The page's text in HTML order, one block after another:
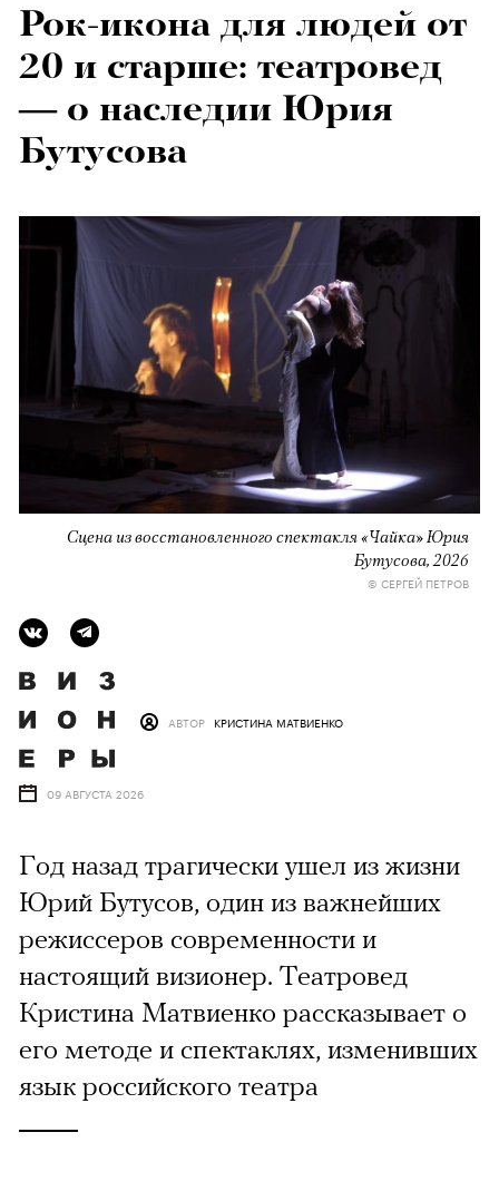
Рок-икона для людей от
20 и старше: театровед
— о наследии Юрия
Бутусова
Сцена из восстановленного спектакля «Чайка» Юрия
Бутусова, 2026
© СЕРГЕЙ ПЕТРОВ
АВТОР КРИСТИНА МАТВИЕНКО
09 АВГУСТА 2026
Год назад трагически ушел из жизни
Юрий Бутусов, один из важнейших
режиссеров современности и
настоящий визионер. Театровед
Кристина Матвиенко рассказывает о
его методе и спектаклях, изменивших
язык российского театра